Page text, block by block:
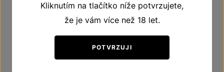
Otevírací doba prodejen v Louckém klášteře
Kliknutím na tlačítko níže potvrzujete,
že je vám více než 18 let.
POTVRZUJI